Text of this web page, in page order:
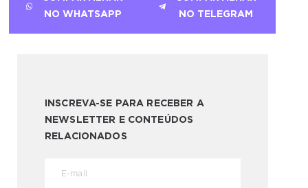
NO WHATSAPP
NO TELEGRAM
INSCREVA-SE PARA RECEBER A
NEWSLETTER E CONTEÚDOS
RELACIONADOS